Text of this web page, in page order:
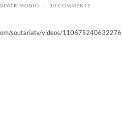
/ 10 COMMENTS
soutariatv/videos/